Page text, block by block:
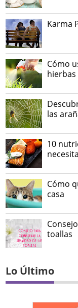
Karma
Cómo
las
10
necesita
Cómo
casa
toallas
Lo Último